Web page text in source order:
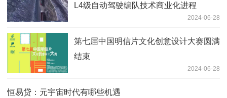
L4级自动驾驶编队技术商业化进程
2024-06-28
第七届中国明信片文化创意设计大赛圆满
结束
2024-06-28
恒易贷：元宇宙时代有哪些机遇